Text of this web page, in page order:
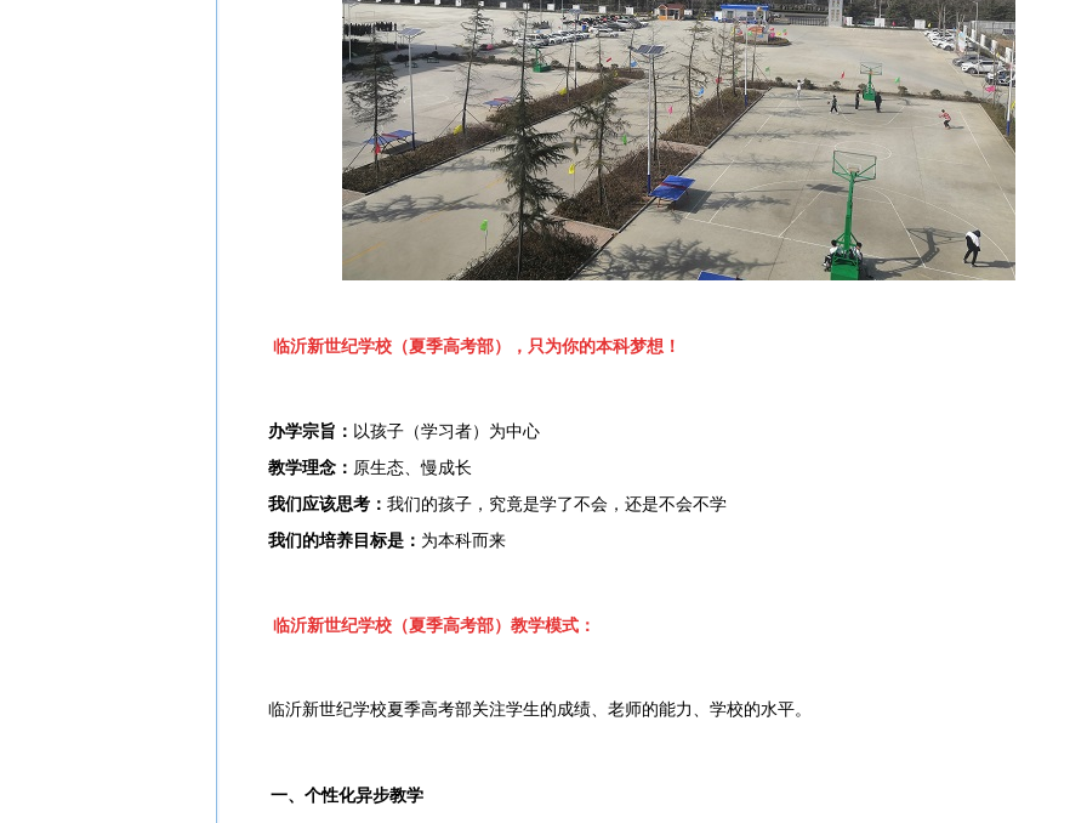
临沂新世纪学校（夏季高考部） ，只为你的本科梦想！
办学宗旨： 以孩子（学习者）为中心
教学理念： 原生态、慢成长
我们应该思考： 我们的孩子，究竟是学了不会，还是不会不学
我们的培养目标是： 为本科而来
临沂新世纪学校（夏季高考部）教学模式：
临沂新世纪学校夏季高考部关注学生的成绩、老师的能力、学校的水平。
一、个性化异步教学